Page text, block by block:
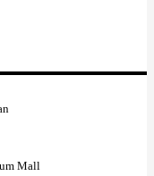
Mall